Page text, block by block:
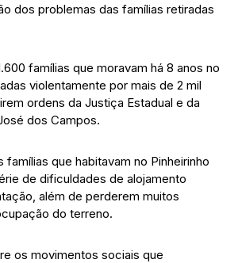
dos problemas das famílias retiradas
famílias que moravam há 8 anos no
violentamente por mais de 2 mil
ordens da Justiça Estadual e da
dos Campos.
que habitavam no Pinheirinho
de dificuldades de alojamento
além de perderem muitos
do terreno.
os movimentos sociais que